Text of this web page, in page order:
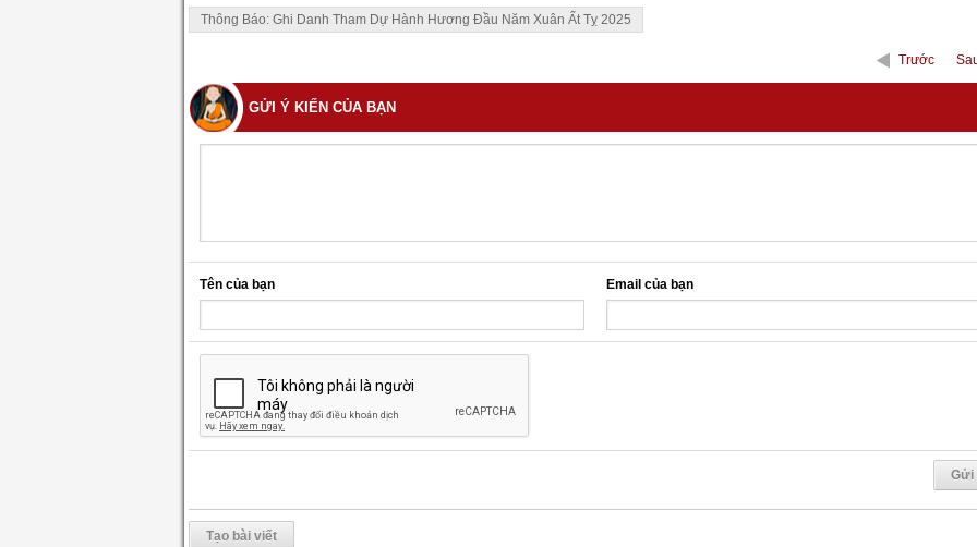
Thông Báo: Ghi Danh Tham Dự Hành Hương Đầu Năm Xuân Ất Tỵ 2025
Trước
GỬI Ý KIẾN CỦA BẠN
Tên của bạn Email của bạn
Tạo bài viết